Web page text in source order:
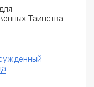
Таинства